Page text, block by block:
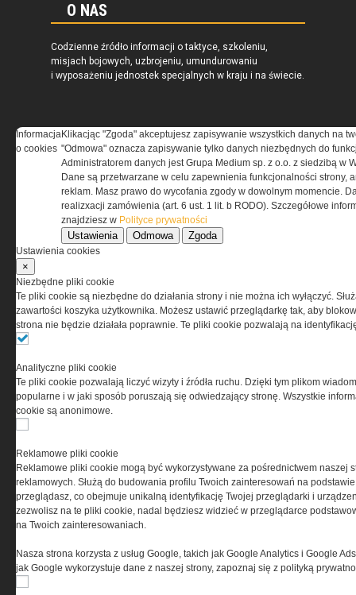
O NAS
Codzienne źródło informacji o taktyce, szkoleniu,
misjach bojowych, uzbrojeniu, umundurowaniu
i wyposażeniu jednostek specjalnych w kraju i na świecie.
REGULAMIN
Regulamin określa zasady korzystania z portalu
www.special-ops.pl
Korzystanie z portalu jest równoznaczne
przez Grupa MEDIUM Spółka z ograniczoną
odpowiedzialnością Spółka komandytowa, nr KRS:
0000537655, NIP 1132860378, REGON 146393437
(zwana dalej Grupa MEDIUM) w postaci Regulaminu.
Ta witryna wykorzystuje pliki cookies do przechowywania
informacji na Twoim komputerze. Pliki cookies stosujemy
w celu świadczenia usług na najwyższym poziomie,
w tym w sposób dostosowany do indywidualnych potrzeb.
cookies oznacza, że będą one zamieszczane w Twoim
urządzeniu końcowym. W każdym momencie możesz
dokonać zmiany ustawień przeglądarki dotyczących
Informacja
o cookies
Klikacjąc "Zgoda" akceptujesz zapisywanie wszystkich danych na
"Odmowa" oznacza zapisywanie tylko danych niezbędnych do
Administratorem danych jest Grupa Medium sp. z o.o. z siedzibą w
Dane są przetwarzane w celu zapewnienia funkcjonalności strony,
reklam. Masz prawo do wycofania zgody w dowolnym momencie.
realizxacji zamówienia (art. 6 ust. 1 lit. b RODO). Szczegółowe
znajdziesz w Polityce prywatności
Ustawienia Odmowa Zgoda
Ustawienia cookies
×
Niezbędne pliki cookie
Te pliki cookie są niezbędne do działania strony i nie można ich wyłączyć.
zawartości koszyka użytkownika. Możesz ustawić przeglądarkę tak, aby
strona nie będzie działała poprawnie. Te pliki cookie pozwalają na
Analityczne pliki cookie
Te pliki cookie pozwalają liczyć wizyty i źródła ruchu. Dzięki tym plikom
popularne i w jaki sposób poruszają się odwiedzający stronę. Wszystkie
cookie są anonimowe.
Reklamowe pliki cookie
Reklamowe pliki cookie mogą być wykorzystywane za pośrednictwem naszej
reklamowych. Służą do budowania profilu Twoich zainteresowań na
przeglądasz, co obejmuje unikalną identyfikację Twojej przeglądarki i
zezwolisz na te pliki cookie, nadal będziesz widzieć w przeglądarce
na Twoich zainteresowaniach.
Nasza strona korzysta z usług Google, takich jak Google Analytics i Google
jak Google wykorzystuje dane z naszej strony, zapoznaj się z polityką